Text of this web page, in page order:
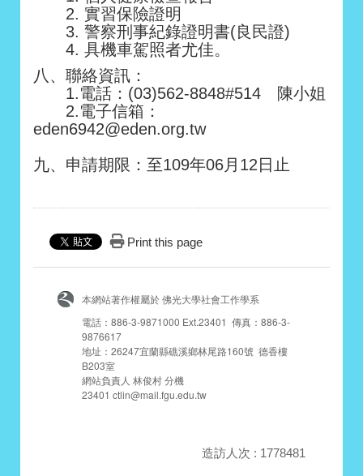
2. 實習保險證明
3. 警察刑事紀錄證明書(良民證)
4. 具機車駕照者尤佳。
八、聯絡資訊：
1.電話：(03)562-8848#514 陳小姐
2.電子信箱：
eden6942@eden.org.tw
九、申請期限：至109年06月12日止
Print this page
本網站著作權屬於 佛光大學社會工作學系
電話：886-3-9871000 Ext.23401 傳真：886-3-
9876617
地址：26247宜蘭縣礁溪鄉林尾路160號 德香樓
B203室
網站負責人 林俊村 分機
23401 ctlin@mail.fgu.edu.tw
造訪人次 : 1778481